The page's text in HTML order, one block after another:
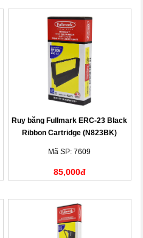
Ruy băng Fullmark ERC-23 Black
Ribbon Cartridge (N823BK)
Mã SP: 7609
85,000đ